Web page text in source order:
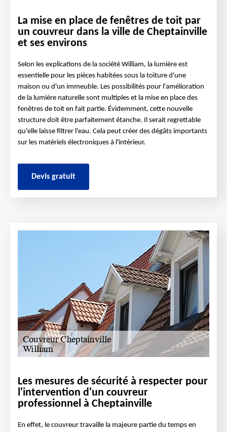
La mise en place de fenêtres de toit par
un couvreur dans la ville de Cheptainville
et ses environs
Selon les explications de la société William, la lumière est
essentielle pour les pièces habitées sous la toiture d'une
maison ou d'un immeuble. Les possibilités pour l'amélioration
de la lumière naturelle sont multiples et la mise en place des
fenêtres de toit en fait partie. Évidemment, cette nouvelle
structure doit être parfaitement étanche. Il serait regrettable
qu'elle laisse filtrer l'eau. Cela peut créer des dégâts importants
sur les matériels électroniques à l'intérieur.
Devis gratuit
Les mesures de sécurité à respecter pour
l'intervention d'un couvreur
professionnel à Cheptainville
En effet, le couvreur travaille la majeure partie du temps en